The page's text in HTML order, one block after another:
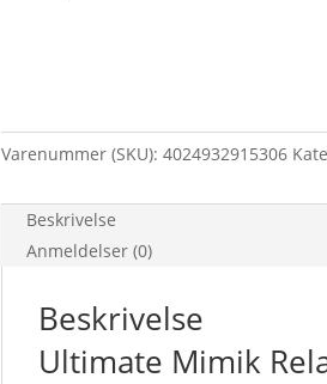
Varenummer (SKU):4024932915306
Beskrivelse
Anmeldelser (0)
Beskrivelse
Ultimate Mimik